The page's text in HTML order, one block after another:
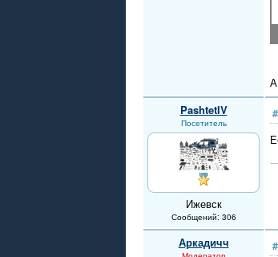
PashtetIV
Посетитель
Ижевск
Сообщений: 306
Аркадичч